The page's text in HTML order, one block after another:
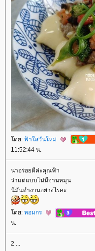
ดย: ฟ้าใสวันใหม่
11:52:44 น.
น่าอร่อยดีค่ะคุณฟ้า
ว่าแต่แบบไม่มีจานหมุน
นี่มันทำงานอย่างไรคะ
ดย: หอมกร
น.
2 ...